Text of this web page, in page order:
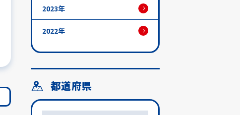
2023年
2022年
都道府県